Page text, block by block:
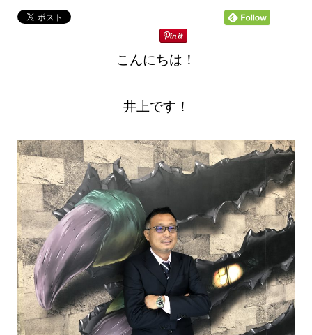
こんにちは！
井上です！